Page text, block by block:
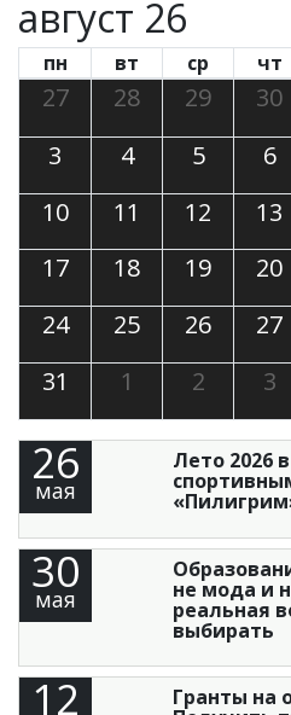
август 26
пн вт ср чт
27 28 29 30
3
4 5 6
10
11 12 13
17
18 19 20
24
25 26 27
31
1 2 3
26
мая
Лето 2026
30
мая не мода и
реальная
выбирать
12 Гранты на